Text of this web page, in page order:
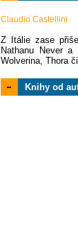
Claudio Castellini
Z Itálie zase
Nathanu Never
Wolverina, Thora
Knihy od